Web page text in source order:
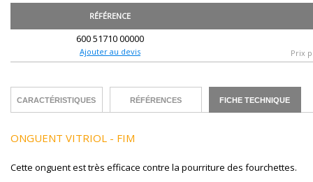
RÉFÉRENCE
600 51710 00000
Ajouter au devis Prix
CARACTÉRISTIQUES RÉFÉRENCES FICHE TECHNIQUE
ONGUENT VITRIOL - FIM
Cette onguent est très efficace contre la pourriture des fourchettes.